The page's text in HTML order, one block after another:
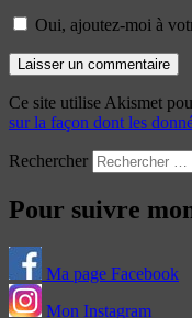
Oui, ajoutez-moi à
Ce site utilise Akismet
sur la façon dont les
Rechercher
Pour suivre
Ma page Facebook
Mon Instagram